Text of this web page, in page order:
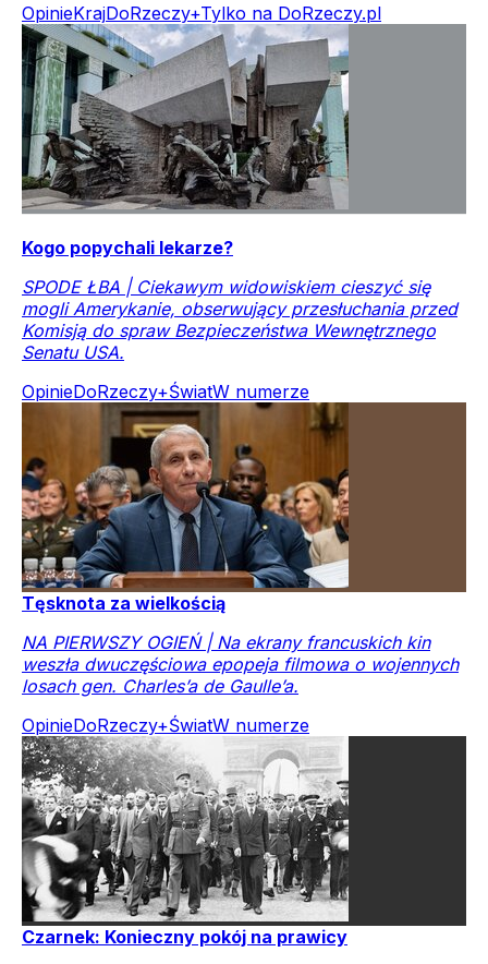
OpinieKrajDoRzeczy+Tylko na DoRzeczy.pl
Kogo popychali lekarze?
SPODE ŁBA | Ciekawym widowiskiem cieszyć się
mogli Amerykanie, obserwujący przesłuchania przed
Komisją do spraw Bezpieczeństwa Wewnętrznego
Senatu USA.
OpinieDoRzeczy+ŚwiatW numerze
Tęsknota za wielkością
NA PIERWSZY OGIEŃ | Na ekrany francuskich kin
weszła dwuczęściowa epopeja filmowa o wojennych
losach gen. Charles’a de Gaulle’a.
OpinieDoRzeczy+ŚwiatW numerze
Czarnek: Konieczny pokój na prawicy